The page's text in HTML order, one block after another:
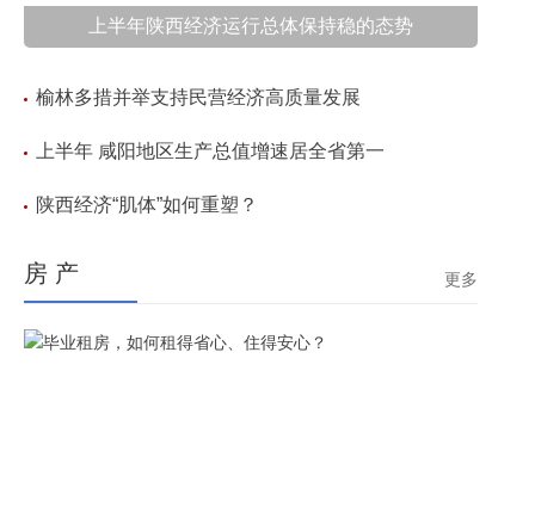
上半年陕西经济运行总体保持稳的态势
榆林多措并举支持民营经济高质量发展
上半年 咸阳地区生产总值增速居全省第一
陕西经济“肌体”如何重塑？
房 产 更多